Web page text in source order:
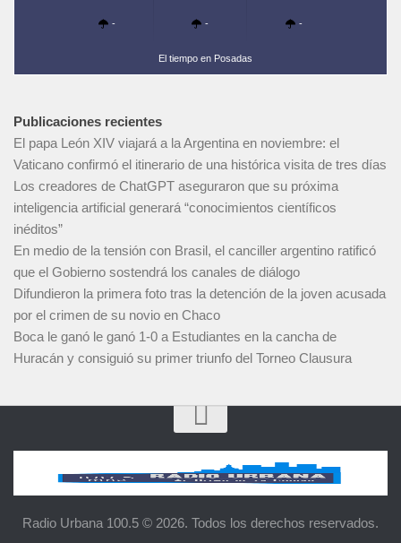
- - -
El tiempo en Posadas
Publicaciones recientes
El papa León XIV viajará a la Argentina en noviembre: el
Vaticano confirmó el itinerario de una histórica visita de tres días
Los creadores de ChatGPT aseguraron que su próxima
inteligencia artificial generará “conocimientos científicos
inéditos”
En medio de la tensión con Brasil, el canciller argentino ratificó
que el Gobierno sostendrá los canales de diálogo
Difundieron la primera foto tras la detención de la joven acusada
por el crimen de su novio en Chaco
Boca le ganó le ganó 1-0 a Estudiantes en la cancha de
Huracán y consiguió su primer triunfo del Torneo Clausura
Radio Urbana 100.5 © 2026. Todos los derechos reservados.